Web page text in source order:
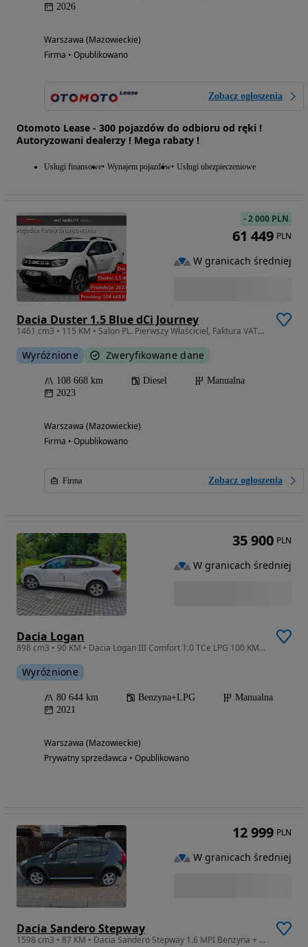
2026
Warszawa (Mazowieckie)
Firma • Opublikowano
Zobacz ogłoszenia
Otomoto Lease - 300 pojazdów do odbioru od ręki !
Autoryzowani dealerzy ! Mega rabaty !
Usługi finansowe Wynajem pojazdów Usługi ubezpieczeniowe
Dacia Duster 1.5 Blue dCi Journey
1461 cm3 • 115 KM • Salon PL. Pierwszy Właściciel, Faktura VAT 23%
Wyróżnione Zweryfikowane dane
108 668 km Diesel
Manualna
2023
Warszawa (Mazowieckie)
Firma • Opublikowano
Firma Zobacz ogłoszenia
-2 000 PLN
61 449 PLN
W granicach średniej
Dacia Logan
898 cm3 • 90 KM • Dacia Logan III Comfort 1.0 TCe LPG 100 KM, ASO, pierwszy właściciel
Wyróżnione
80 644 km Benzyna+LPG
Manualna
2021
Warszawa (Mazowieckie)
Prywatny sprzedawca • Opublikowano
35 900 PLN
W granicach średniej
Dacia Sandero Stepway
1598 cm3 • 87 KM • Dacia Sandero Stepway 1.6 MPI Benzyna + Klima | 142 tys. km |
12 999 PLN
W granicach średniej